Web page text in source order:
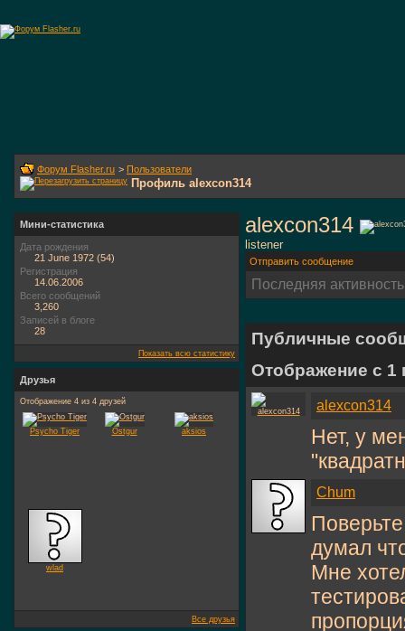
Форум Flasher.ru > Пользователи
Профиль alexcon314
alexcon314
listener
Отправить сообщение
Последняя
Публичные
Отображение с 1
alexcon314
Нет, у
Chum
думал
Мне
Мини-статистика
Дата рождения
21 June 1972 (54)
Регистрация
14.06.2006
Всего сообщений
3,260
Записей в блоге
28
Показать всю статистику
Друзья
Отображение 4 из 4 друзей
Psycho Tiger Ostgur aksios
wlad
Все друзья